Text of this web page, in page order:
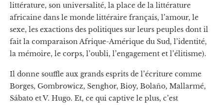
littérature, son universalité, la place de la littérature
africaine dans le monde littéraire français, l’amour, le
sexe, les exactions des politiques sur leurs peuples dont il
fait la comparaison Afrique-Amérique du Sud, l’identité,
la mémoire, le corps, l’oubli, l’engagement et l’élitisme).
Il donne souffle aux grands esprits de l’écriture comme
Borges, Gombrowicz, Senghor, Bioy, Bolaño, Mallarmé,
Sábato et V. Hugo. Et, ce qui captive le plus, c’est